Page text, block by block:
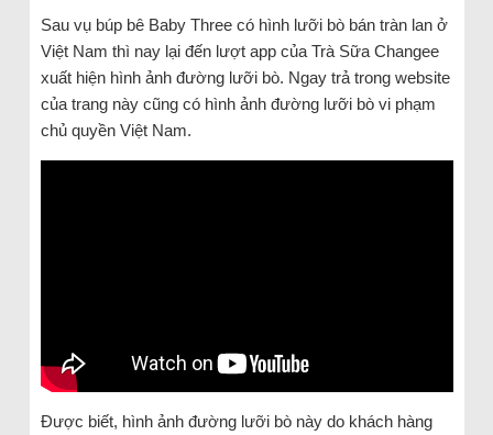
Sau vụ búp bê Baby Three có hình lưỡi bò bán tràn lan ở
Việt Nam thì nay lại đến lượt app của Trà Sữa Changee
xuất hiện hình ảnh đường lưỡi bò. Ngay trả trong website
của trang này cũng có hình ảnh đường lưỡi bò vi phạm
chủ quyền Việt Nam.
Được biết, hình ảnh đường lưỡi bò này do khách hàng